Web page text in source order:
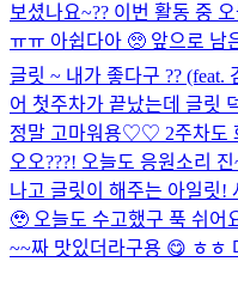
보셨나요~?? 이번 활동 중
ㅠㅠ 아쉽다아 🥺 앞으로 남
글릿 ~ 내가 좋다구 ?? (feat.
어 첫주차가 끝났는데 글릿
정말 고마워용♡♡ 2주차도
오오???! 오늘도 응원소리
나고 글릿이 해주는 아일릿
🥹 오늘도 수고했구 푹 쉬어
~~짜 맛있더라구용 😋 ㅎㅎ